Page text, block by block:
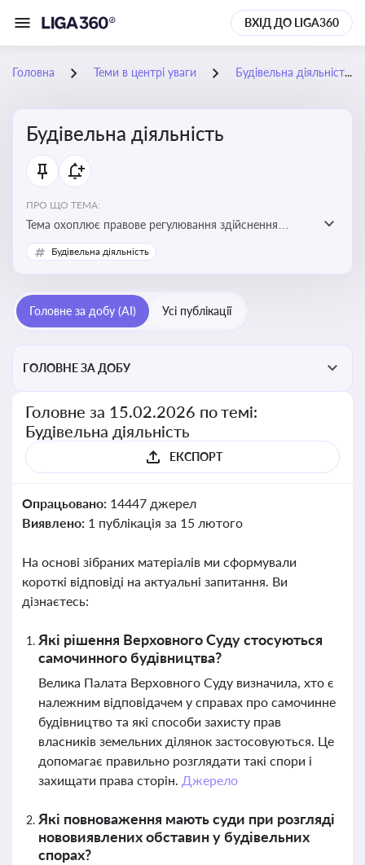
ВХІД ДО LIGA360
Головна Теми в центрі уваги Будівельна діяльність
Будівельна діяльність
ПРО ЩО ТЕМА:
Тема охоплює правове регулювання здійснення
будівельної діяльності, порядок отримання
дозвільних документів та проходження державного
Будівельна діяльність
Головне за добу (AI) Усі публікації
ГОЛОВНЕ ЗА ДОБУ
Головне за 15.02.2026 по темі:
Будівельна діяльність
ЕКСПОРТ
Опрацьовано: 14447 джерел
Виявлено: 1 публікація за 15 лютого
На основі зібраних матеріалів ми сформували
короткі відповіді на актуальні запитання. Ви
дізнаєтесь:
Які рішення Верховного Суду стосуються
самочинного будівництва?
Велика Палата Верховного Суду визначила, хто є
належним відповідачем у справах про самочинне
будівництво та які способи захисту прав
власників земельних ділянок застосовуються. Це
допомагає правильно розглядати такі спори і
захищати права сторін. Джерело
Які повноваження мають суди при розгляді
нововиявлених обставин у будівельних
спорах?